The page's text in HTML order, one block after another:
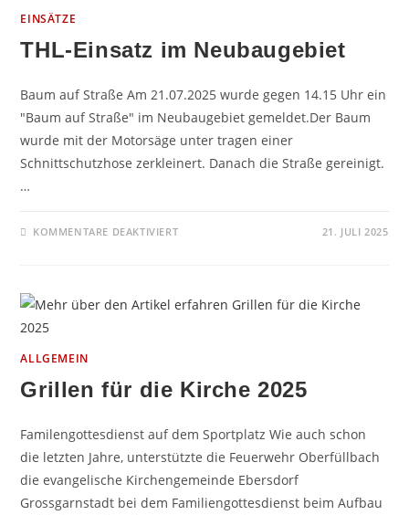
EINSÄTZE
THL-Einsatz im Neubaugebiet
Baum auf Straße Am 21.07.2025 wurde gegen 14.15 Uhr ein
"Baum auf Straße" im Neubaugebiet gemeldet.Der Baum
wurde mit der Motorsäge unter tragen einer
Schnittschutzhose zerkleinert. Danach die Straße gereinigt.
…
KOMMENTARE DEAKTIVIERTFÜR 21. JULI 2025
ALLGEMEIN
Grillen für die Kirche 2025
Familengottesdienst auf dem Sportplatz Wie auch schon
die letzten Jahre, unterstützte die Feuerwehr Oberfüllbach
die evangelische Kirchengemeinde Ebersdorf
Grossgarnstadt bei dem Familiengottesdienst beim Aufbau